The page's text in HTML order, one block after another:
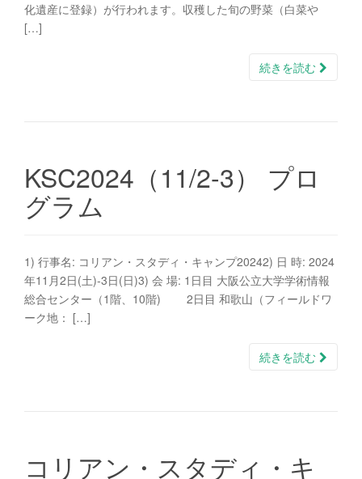
化遺産に登録）が行われます。収穫した旬の野菜（白菜や
[…]
続きを読む
KSC2024（11/2-3） プロ
グラム
1) 行事名: コリアン・スタディ・キャンプ20242) 日 時: 2024
年11月2日(土)-3日(日)3) 会 場: 1日目 大阪公立大学学術情報
総合センター（1階、10階) 2日目 和歌山（フィールドワ
ーク地： […]
続きを読む
コリアン・スタディ・キ